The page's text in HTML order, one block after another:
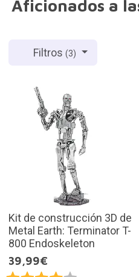
Aficionados a
Filtros(3)
Kit de construcción 3D de
Metal Earth: Terminator T-
800 Endoskeleton
39,99€